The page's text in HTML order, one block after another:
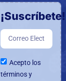
¡Suscríbete!
Acepto los
términos y